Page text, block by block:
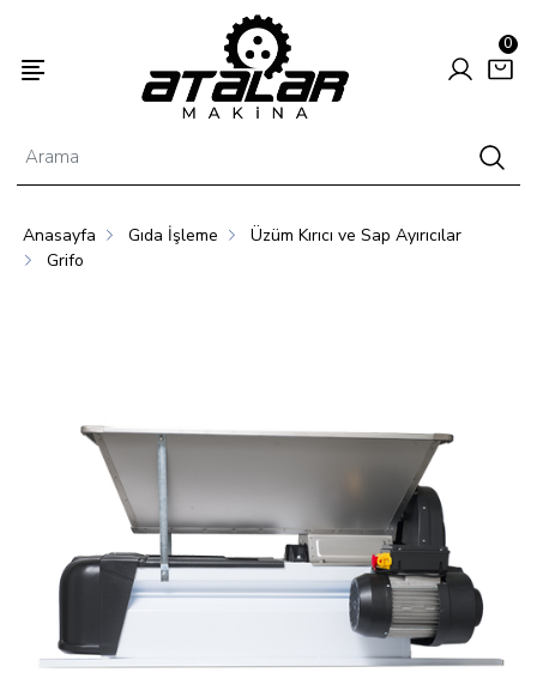
0
Anasayfa Gıda İşleme
Üzüm Kırıcı ve Sap Ayırıcılar
Grifo
Hayvancılık